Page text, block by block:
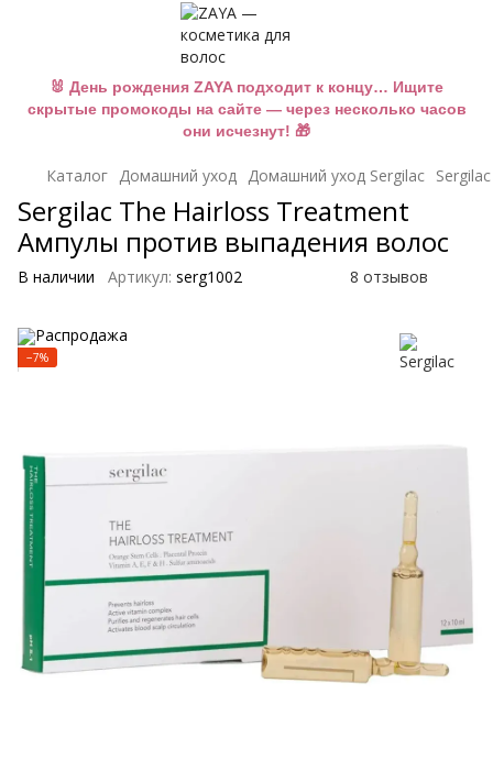
🐰 День рождения ZAYA подходит к концу… Ищите
скрытые промокоды на сайте — через несколько часов
они исчезнут! 🎁
Каталог Домашний уход Домашний уход Sergilac
Sergilac The Hairloss Treatment
Ампулы против выпадения волос
В наличии Артикул: serg1002 8 отзывов
−7%